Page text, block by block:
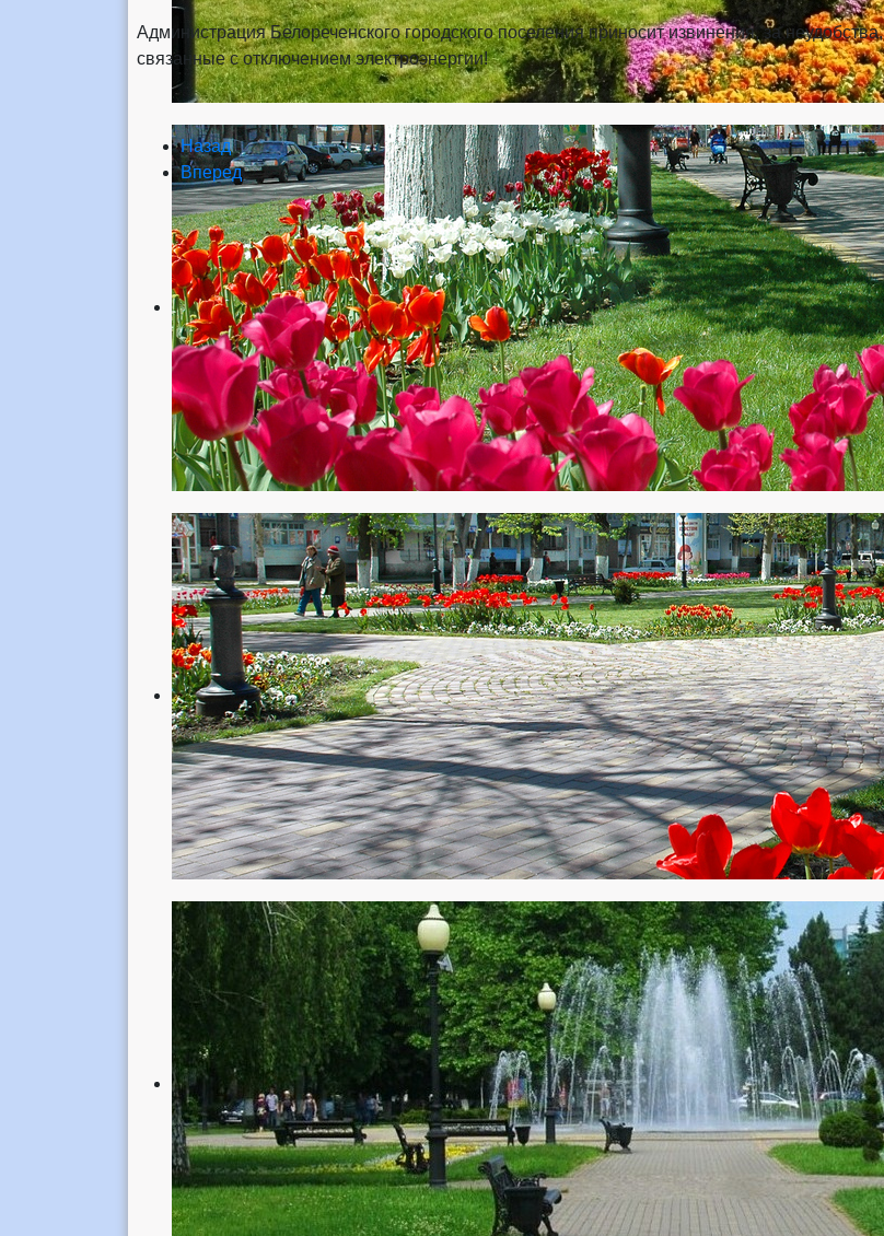
Администрация Белореченского городского поселения приносит извинения, за неудобства,
связанные с отключением электроэнергии!
Назад
Вперед